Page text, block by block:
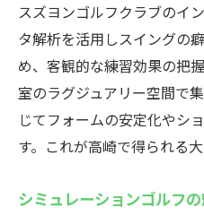
リアルなコース体
ー活用法
手ぶらで通えるイ
魅力
プロも満足の高性
群馬のインドアゴ
スズヨンゴルフクラブのイ
タ解析を活用しスイングの
め、客観的な練習効果の把
室のラグジュアリー空間で
じてフォームの安定化やシ
す。これが高崎で得られる
シミュレーションゴルフ